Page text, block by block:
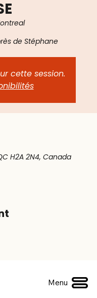
de Stéphane
cette session.
H2A 2N4, Canada
Menu